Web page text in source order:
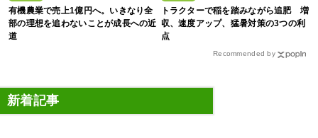
有機農業で売上1億円へ。いきなり全
部の理想を追わないことが成長への近
道
トラクターで稲を踏みながら追肥 増
収、速度アップ、猛暑対策の3つの利
点
Recommended by
新着記事